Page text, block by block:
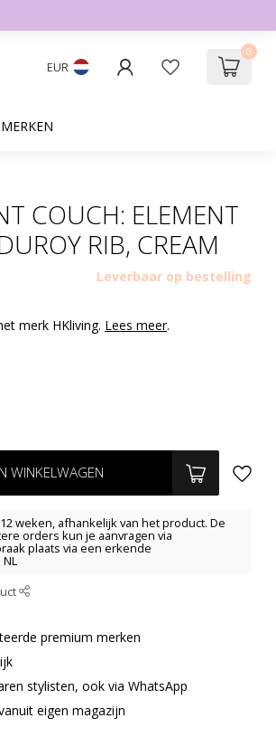
EUR
0
MERKEN
COUCH: ELEMENT
RIB, CREAM
Leverbaar op bestelling
merk HKliving. Lees meer.
WINKELWAGEN
weken, afhankelijk van het product. De
orders kun je aanvragen via
plaats via een erkende
premium merken
stylisten, ook via WhatsApp
eigen magazijn